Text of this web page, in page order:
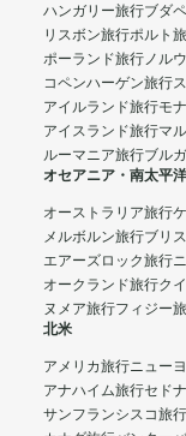
ハンガリー旅行ブダ
リスボン旅行ポルト
ポーランド旅行ノル
コペンハーゲン旅行
アイルランド旅行モ
アイスランド旅行マ
ルーマニア旅行ブル
オセアニア・南太平洋
オーストラリア旅行
メルボルン旅行ブリ
エアーズロック旅行
オークランド旅行ク
ヌメア旅行フィジー
北米
アメリカ旅行ニュー
アナハイム旅行セド
サンフランシスコ旅行